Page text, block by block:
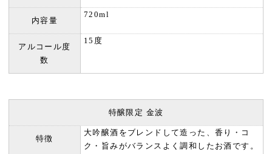
内容量
720ml
アルコール度
数
15度
特醸限定 金波
特徴
大吟醸酒をブレンドして造った、香り・コ
ク・旨みがバランスよく調和したお酒です。